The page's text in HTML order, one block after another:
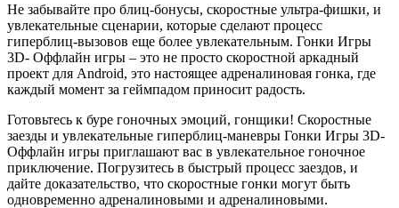
Не забывайте про блиц-бонусы, скоростные ультра-фишки, и
увлекательные сценарии, которые сделают процесс
гиперблиц-вызовов еще более увлекательным. Гонки Игры
3D- Оффлайн игры – это не просто скоростной аркадный
проект для Android, это настоящее адреналиновая гонка, где
каждый момент за геймпадом приносит радость.
Готовьтесь к буре гоночных эмоций, гонщики! Скоростные
заезды и увлекательные гиперблиц-маневры Гонки Игры 3D-
Оффлайн игры приглашают вас в увлекательное гоночное
приключение. Погрузитесь в быстрый процесс заездов, и
дайте доказательство, что скоростные гонки могут быть
одновременно адреналиновыми и адреналиновыми.